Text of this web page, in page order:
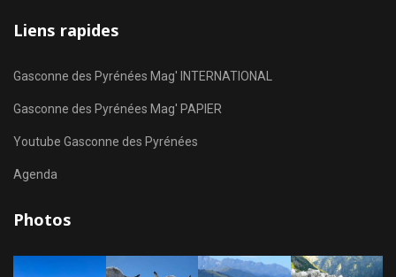
Liens rapides
Gasconne des Pyrénées Mag' INTERNATIONAL
Gasconne des Pyrénées Mag' PAPIER
Youtube Gasconne des Pyrénées
Agenda
Photos